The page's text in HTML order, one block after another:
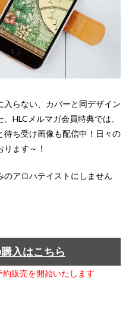
らない、カバーと同デザイン
HLCメルマガ会員特典では、
ち受け画像も配信中！日々の
ます～！
アロハテイストにしません
入はこちら
販売を開始いたします